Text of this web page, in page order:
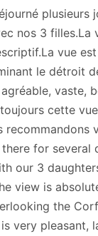
plusieurs
nos 3 filles.La
vue
le détroit
vaste,
cette
recommandons
for several
our 3
view is
the
very pleasant,